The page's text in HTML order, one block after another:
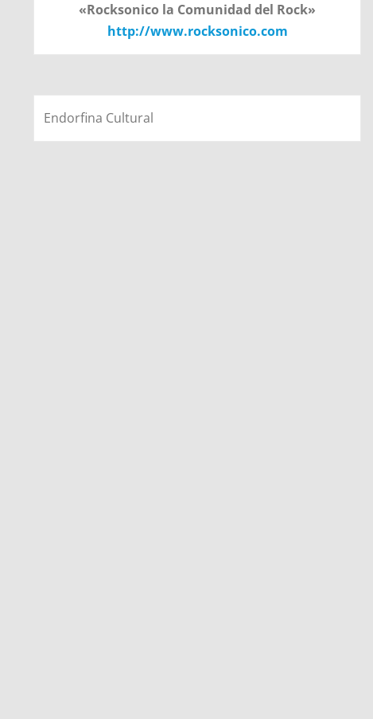
«Rocksonico la Comunidad del Rock»
http://www.rocksonico.com
Endorfina Cultural